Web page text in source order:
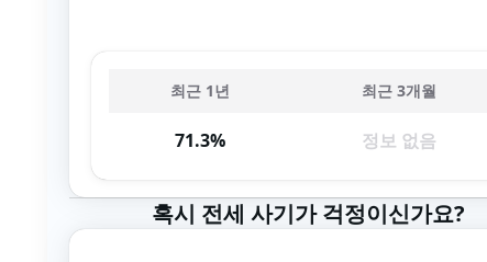
최근 1년 최근 3개월
71.3% 정보 없음
혹시 전세 사기가 걱정이신가요?